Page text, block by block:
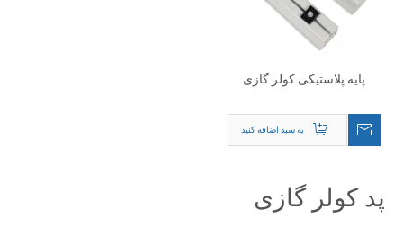
پایه پلاستیکی کولر گازی
به سبد اضافه کنید
پد کولر گازی